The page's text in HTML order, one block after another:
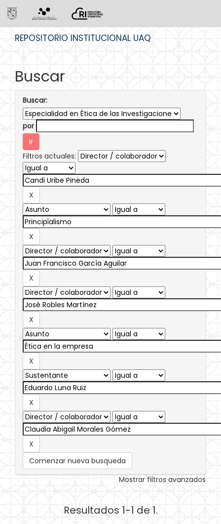
REPOSITORIO INSTITUCIONAL UAQ
Buscar
Buscar:
por
Filtros actuales:
Comenzar nueva busqueda
Mostrar filtros avanzados
Resultados 1-1 de 1.